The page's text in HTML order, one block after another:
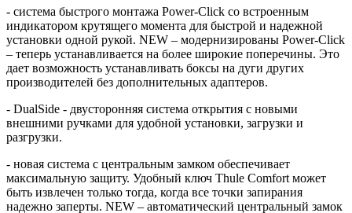
- система быстрого монтажа Power-Click со встроенным
индикатором крутящего момента для быстрой и надежной
установки одной рукой. NEW – модернизированы Power-Click
– теперь устанавливается на более широкие поперечины. Это
дает возможность устанавливать боксы на дуги других
производителей без дополнительных адаптеров.
- DualSide - двусторонняя система открытия с новыми
внешними ручками для удобной установки, загрузки и
разгрузки.
- новая система с центральным замком обеспечивает
максимальную защиту. Удобный ключ Thule Comfort может
быть извлечен только тогда, когда все точки запирания
надежно заперты. NEW – автоматический центральный замок